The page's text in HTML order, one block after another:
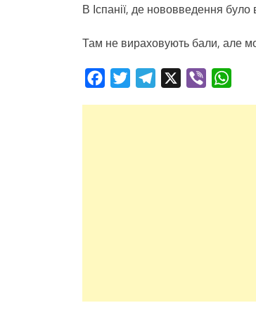
В Іспанії, де нововведення
Там не вираховують бали, але
FacebookTwitterTelegram Viber